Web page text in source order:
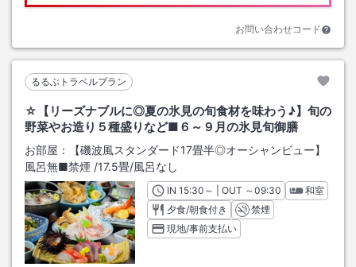
お問い合わせコード
るるぶトラベルプラン
☆【リーズナブルに◎夏の氷見の旬食材を味わう♪】旬の
野菜やお造り５種盛りなど■６～９月の氷見旬御膳
お部屋：
【磯波風スタンダード17畳半◎オーシャンビュー】
風呂無■禁煙 /17.5畳/風呂なし
INチェックイン
15:30 ～ | OUT チェックアウト
～09:30
和室
夕食/朝食付き
禁煙
現地/事前支払い